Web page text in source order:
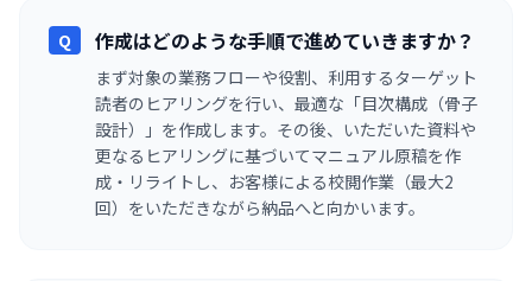
Q 作成はどのような手順で進めていきますか？
まず対象の業務フローや役割、利用するターゲット
読者のヒアリングを行い、最適な「目次構成（骨子
設計）」を作成します。その後、いただいた資料や
更なるヒアリングに基づいてマニュアル原稿を作
成・リライトし、お客様による校閲作業（最大2
回）をいただきながら納品へと向かいます。